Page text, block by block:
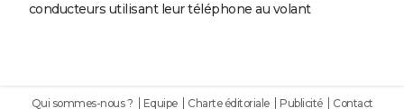
conducteurs utilisant leur téléphone au volant
Qui sommes-nous ? Equipe Charte éditoriale Publicité Contact